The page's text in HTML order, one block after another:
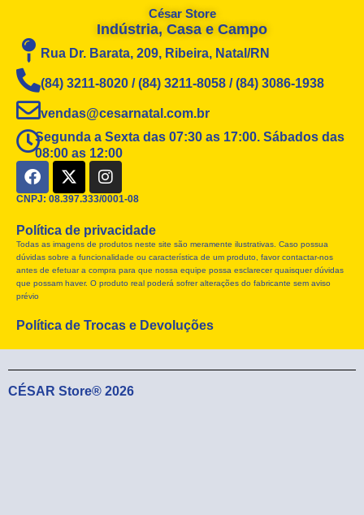
César Store
Indústria, Casa e Campo
Rua Dr. Barata, 209, Ribeira, Natal/RN
(84) 3211-8020 / (84) 3211-8058 / (84) 3086-1938
vendas@cesarnatal.com.br
Segunda a Sexta das 07:30 as 17:00. Sábados das
08:00 as 12:00
F
a
c
b
o
o
k
X
-
t
i
t
t
e
I
n
s
a
g
r
a
CNPJ: 08.397.333/0001-08
Política de privacidade
Todas as imagens de produtos neste site são meramente ilustrativas. Caso possua
dúvidas sobre a funcionalidade ou característica de um produto, favor contactar-nos
antes de efetuar a compra para que nossa equipe possa esclarecer quaisquer dúvidas
que possam haver. O produto real poderá sofrer alterações do fabricante sem aviso
prévio
Política de Trocas e Devoluções
CÉSAR Store® 2026